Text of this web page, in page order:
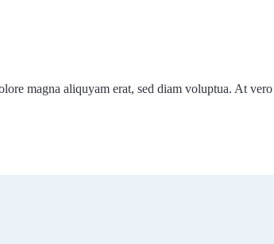
magna aliquyam erat, sed diam voluptua. At vero